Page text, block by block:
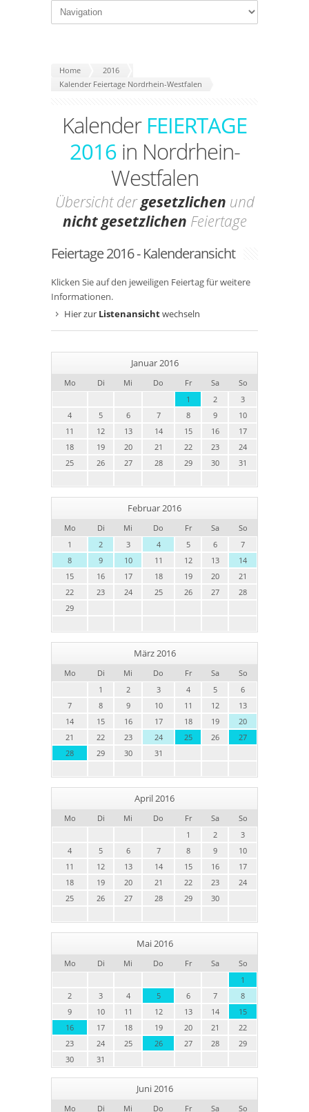
Home
2016
Kalender Feiertage Nordrhein-Westfalen
Kalender FEIERTAGE
2016in Nordrhein-
Westfalen
Übersicht dergesetzlichen und
nicht gesetzlichen Feiertage
Feiertage 2016 - Kalenderansicht
Klicken Sie auf den jeweiligen Feiertag für weitere
Informationen.
Hier zur Listenansichtwechseln
Januar 2016
Mo Di Mi Do Fr Sa
So
1
2
3
4
5 6 7 8 9
10
11
12 13 14 15 16
17
18
19 20 21 22 23
24
25
26 27 28 29 30 31
Februar 2016
Mo Di Mi Do Fr Sa
So
1
2 3 4 5 6
7
8
9 10 11 12 13
14
15
16 17 18 19 20
21
22
23 24 25 26 27
28
29
März 2016
Mo Di Mi Do Fr Sa
So
1
2 3 4 5
6
7
8 9 10 11 12
13
14
15 16 17 18 19
20
21
22 23 24 25 26
27
28
29 30 31
April 2016
Mo Di Mi Do Fr Sa
So
1
2
3
4
5 6 7 8 9
10
11
12 13 14 15 16
17
18
19 20 21 22 23
24
25
26 27 28 29 30
Mai 2016
Mo Di Mi Do Fr Sa
So
1
2
3 4 5 6 7
8
9
10 11 12 13 14
15
16
17 18 19 20 21
22
23
24 25 26 27 28
29
30
31
Juni 2016
Mo Di Mi Do Fr Sa
So